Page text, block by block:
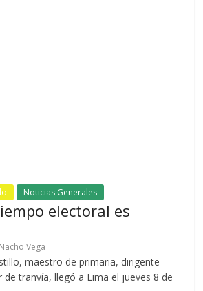
Noticias Generales
electoral es
Nacho Vega
maestro de primaria, dirigente
de tranvía, llegó a Lima el jueves 8 de